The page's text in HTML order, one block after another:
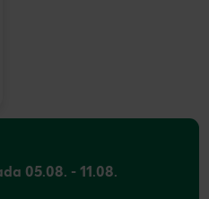
05.08. - 11.08.